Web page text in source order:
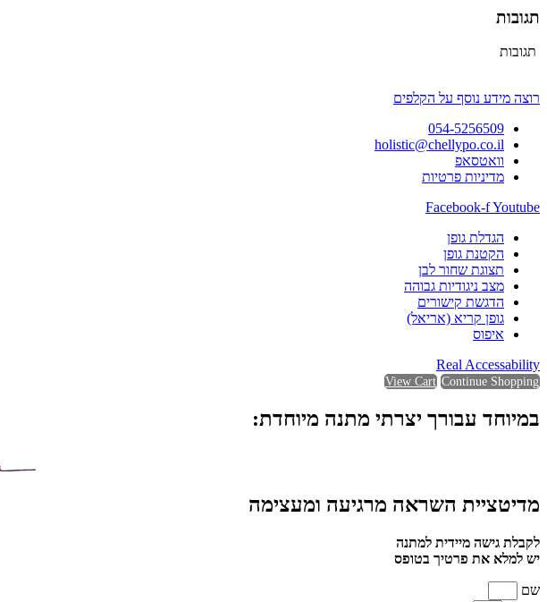
תגובות
תגובות
רוצה מידע נוסף על הקלפים
054-5256509
holistic@chellypo.co.il
וואטסאפ
מדיניות פרטיות
Facebook-fYoutube
הגדלת גופן
הקטנת גופן
תצוגת שחור לבן
מצב ניגודיות גבוהה
הדגשת קישורים
גופן קריא (אריאל)
איפוס
Real Accessability
View Cart Continue Shopping
במיוחד עבורך יצרתי מתנה מיוחדת:
מדיטציית השראה מרגיעה ומעצימה
לקבלת גישה מיידית למתנה
יש למלא את פרטיך בטופס
שם